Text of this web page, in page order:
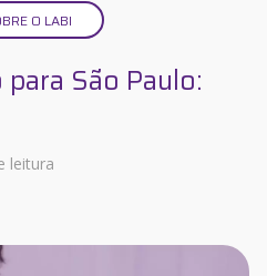
O LABI
São Paulo:
leitura